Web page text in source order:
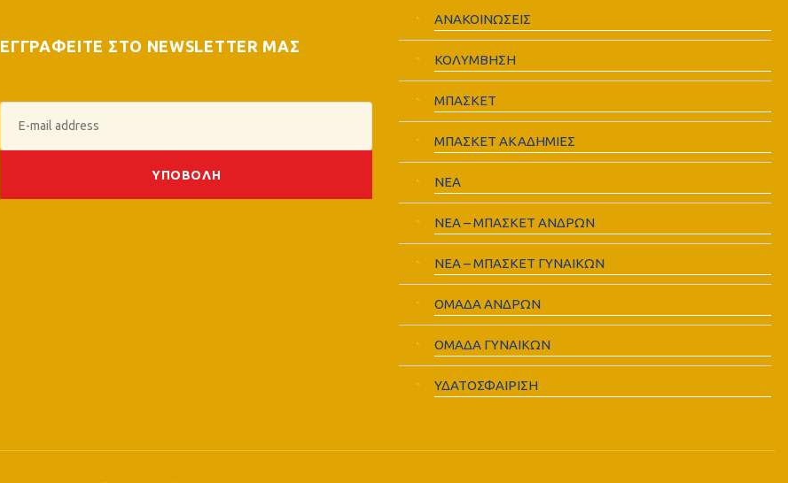
ΕΓΓΡΑΦΕΙΤΕ ΣΤΟ NEWSLETTER ΜΑΣ
ΑΝΑΚΟΙΝΩΣΕΙΣ
ΚΟΛΥΜΒΗΣΗ
ΜΠΑΣΚΕΤ
ΜΠΑΣΚΕΤ ΑΚΑΔΗΜΙΕΣ
ΝΕΑ
ΝΕΑ – ΜΠΑΣΚΕΤ ΑΝΔΡΩΝ
ΝΕΑ – ΜΠΑΣΚΕΤ ΓΥΝΑΙΚΩΝ
ΟΜΑΔΑ ΑΝΔΡΩΝ
ΟΜΑΔΑ ΓΥΝΑΙΚΩΝ
ΥΔΑΤΟΣΦΑΙΡΙΣΗ